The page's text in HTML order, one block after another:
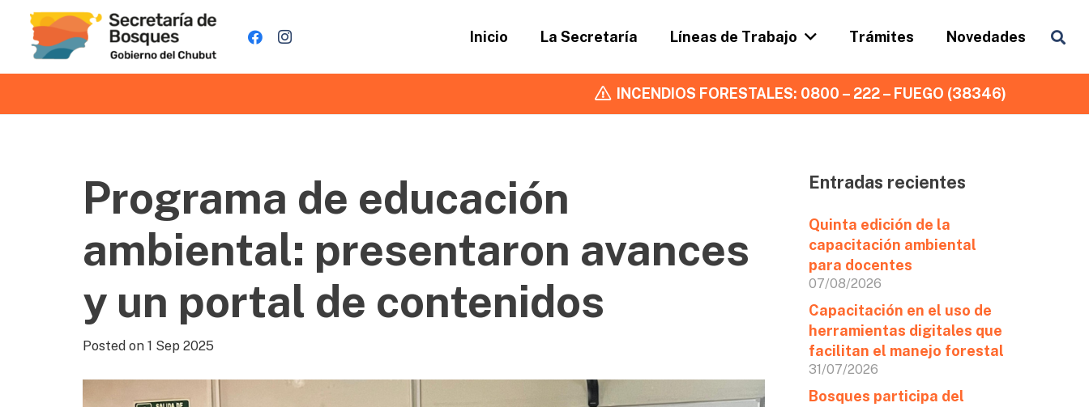
Inicio La Secretaría Líneas de Trabajo Trámites Novedades
INCENDIOS FORESTALES: 0800 – 222 – FUEGO (38346)
Programa de educación
ambiental: presentaron avances
y un portal de contenidos
Posted on 1 Sep 2025
Entradas recientes
Quinta edición de la
capacitación ambiental
para docentes
07/08/2026
Capacitación en el uso de
herramientas digitales que
facilitan el manejo forestal
31/07/2026
Bosques participa del